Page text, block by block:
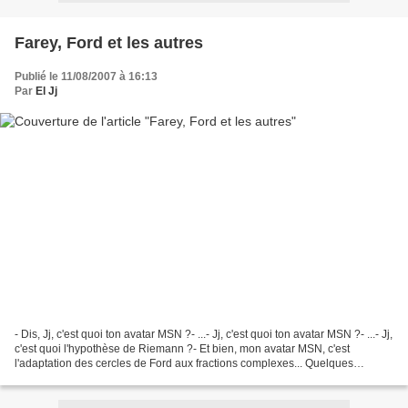
Farey, Ford et les autres
Publié le 11/08/2007 à 16:13
Par El Jj
- Dis, Jj, c'est quoi ton avatar MSN ?- ...- Jj, c'est quoi ton avatar MSN ?- ...- Jj,
c'est quoi l'hypothèse de Riemann ?- Et bien, mon avatar MSN, c'est
l'adaptation des cercles de Ford aux fractions complexes... Quelques